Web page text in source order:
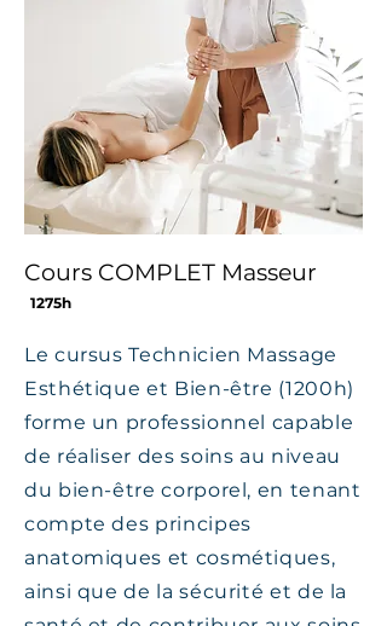
Cours COMPLET Masseur
1275h
Le cursus Technicien Massage
Esthétique et Bien-être (1200h)
forme un professionnel capable
de réaliser des soins au niveau
du bien-être corporel, en tenant
compte des principes
anatomiques et cosmétiques,
ainsi que de la sécurité et de la